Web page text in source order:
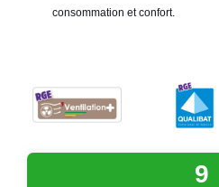
consommation et confort.
9